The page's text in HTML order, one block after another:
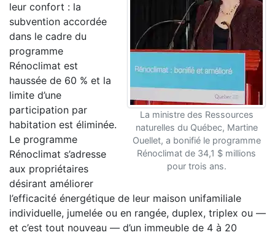
La ministre des Ressources
naturelles du Québec, Martine
Ouellet, a bonifié le programme
Rénoclimat de 34,1 $ millions
pour trois ans.
leur confort : la
subvention accordée
dans le cadre du
programme
Rénoclimat est
haussée de 60 % et la
limite d’une
participation par
habitation est éliminée.
Le programme
Rénoclimat s’adresse
aux propriétaires
désirant améliorer
l’efficacité énergétique de leur maison unifamiliale
individuelle, jumelée ou en rangée, duplex, triplex ou —
et c’est tout nouveau — d’un immeuble de 4 à 20